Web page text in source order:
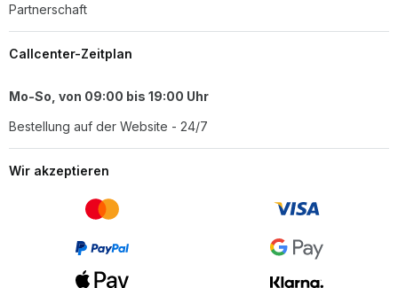
Partnerschaft
Callcenter-Zeitplan
Mo-So, von 09:00 bis 19:00 Uhr
Bestellung auf der Website - 24/7
Wir akzeptieren